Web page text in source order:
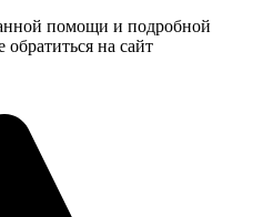
помощи и подробной
обратиться на сайт